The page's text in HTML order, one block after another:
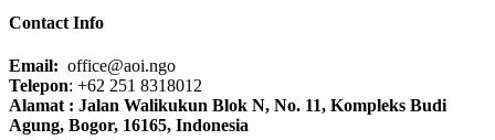
Contact Info
Email: office@aoi.ngo
Telepon: +62 251 8318012
Alamat : Jalan Walikukun Blok N, No. 11, Kompleks Budi
Agung, Bogor, 16165, Indonesia